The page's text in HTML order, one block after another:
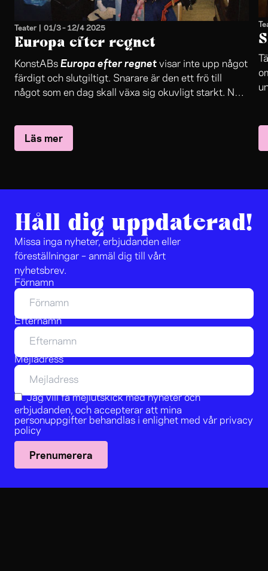
Teater | 01/3–12/4 2025
Europa efter regnet
KonstABs Europa efter regnet visar inte upp något
färdigt och slutgiltigt. Snarare är den ett frö till
något som en dag skall växa sig okuvligt starkt. När
en ”förklaring”. Här finns ett gemensamt medvetande
som människor kan koppla upp sig på.
Läs mer
Håll dig uppdaterad!
Missa inga nyheter, erbjudanden eller
föreställningar – anmäl dig till vårt
nyhetsbrev.
Förnamn
Efternamn
Mejladress
Jag vill få mejlutskick med nyheter och
erbjudanden, och accepterar att mina
personuppgifter behandlas i enlighet med vår privacy
policy
Prenumerera